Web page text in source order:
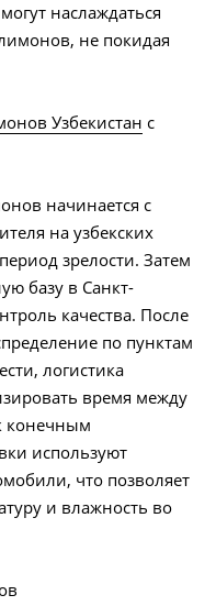
наслаждаться
не покидая
Узбекистан с
начинается с
на узбекских
зрелости. Затем
базу в Санкт-
качества. После
по пунктам
логистика
время между
конечным
используют
что позволяет
и влажность во